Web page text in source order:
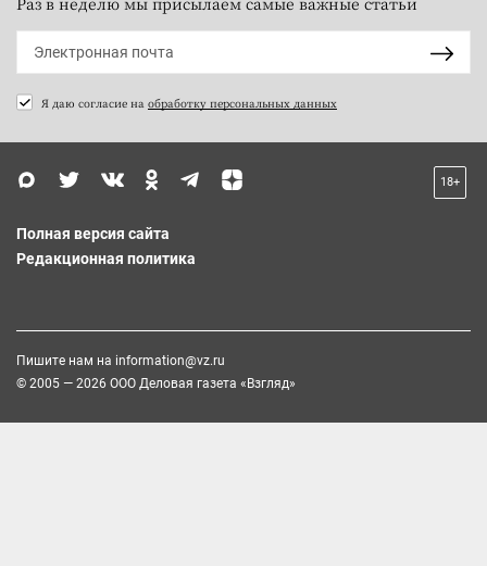
Я даю согласие на обработку персональных данных
18+
Полная версия сайта
Редакционная политика
Пишите нам на information@vz.ru
© 2005 — 2026 ООО Деловая газета «Взгляд»